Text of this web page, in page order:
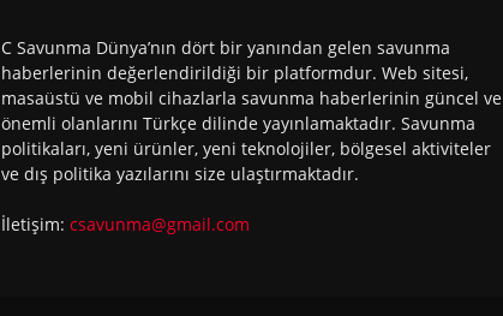
C Savunma Dünya’nın dört bir yanından gelen savunma
haberlerinin değerlendirildiği bir platformdur. Web sitesi,
masaüstü ve mobil cihazlarla savunma haberlerinin güncel ve
önemli olanlarını Türkçe dilinde yayınlamaktadır. Savunma
politikaları, yeni ürünler, yeni teknolojiler, bölgesel aktiviteler
ve dış politika yazılarını size ulaştırmaktadır.
İletişim: csavunma@gmail.com